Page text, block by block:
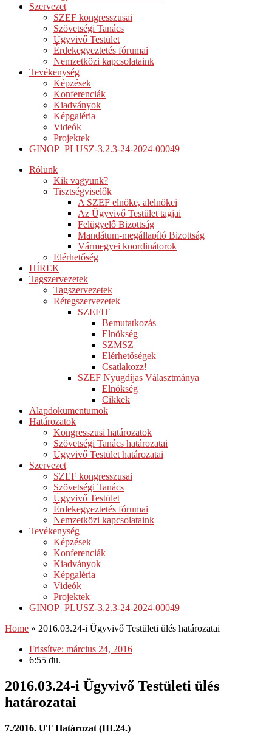
Szervezet
SZEF kongresszusai
Szövetségi Tanács
Ügyvivő Testület
Érdekegyeztetés fórumai
Nemzetközi kapcsolataink
Tevékenység
Képzések
Konferenciák
Kiadványok
Képgaléria
Videók
Projektek
GINOP_PLUSZ-3.2.3-24-2024-00049
Rólunk
Kik vagyunk?
Tisztségviselők
A SZEF elnöke, alelnökei
Az Ügyvivő Testület tagjai
Felügyelő Bizottság
Mandátum-megállapító Bizottság
Vármegyei koordinátorok
Elérhetőség
HÍREK
Tagszervezetek
Tagszervezetek
Rétegszervezetek
SZEFIT
Bemutatkozás
Elnökség
SZMSZ
Elérhetőségek
Csatlakozz!
SZEF Nyugdíjas Választmánya
Elnökség
Cikkek
Alapdokumentumok
Határozatok
Kongresszusi határozatok
Szövetségi Tanács határozatai
Ügyvivő Testület határozatai
Szervezet
SZEF kongresszusai
Szövetségi Tanács
Ügyvivő Testület
Érdekegyeztetés fórumai
Nemzetközi kapcsolataink
Tevékenység
Képzések
Konferenciák
Kiadványok
Képgaléria
Videók
Projektek
GINOP_PLUSZ-3.2.3-24-2024-00049
Home » 2016.03.24-i Ügyvivő Testületi ülés határozatai
Frissítve: március 24, 2016
6:55 du.
2016.03.24-i Ügyvivő Testületi ülés
határozatai
7./2016. UT Határozat (III.24.)